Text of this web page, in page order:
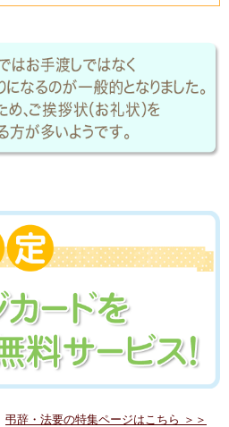
弔辞・法要の特集ページはこちら ＞＞